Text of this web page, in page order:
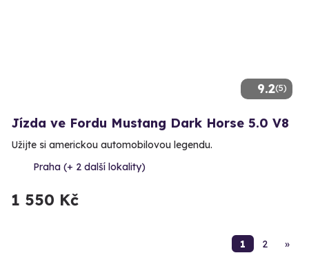
9.2(5)
Jízda ve Fordu Mustang Dark Horse 5.0 V8
Užijte si americkou automobilovou legendu.
Praha (+ 2 další lokality)
1 550 Kč
1 2 »